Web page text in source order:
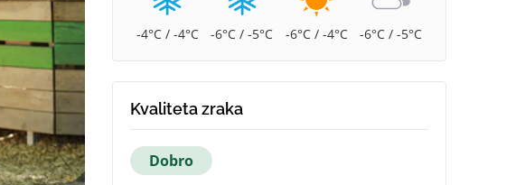
-4°C / -4°C -6°C / -5°C -6°C / -4°C -6°C / -5°C
Kvaliteta zraka
Dobro